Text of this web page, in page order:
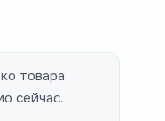
товара
сейчас.